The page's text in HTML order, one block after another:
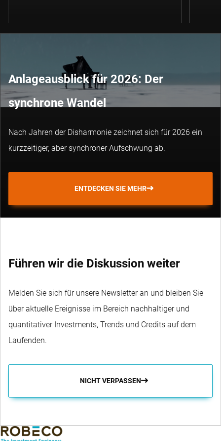
Anlageausblick für 2026: Der
synchrone Wandel
Nach Jahren der Disharmonie zeichnet sich für 2026 ein
kurzzeitiger, aber synchroner Aufschwung ab.
ENTDECKEN SIE MEHR
Führen wir die Diskussion weiter
Melden Sie sich für unsere Newsletter an und bleiben Sie
über aktuelle Ereignisse im Bereich nachhaltiger und
quantitativer Investments, Trends und Credits auf dem
Laufenden.
NICHT VERPASSEN